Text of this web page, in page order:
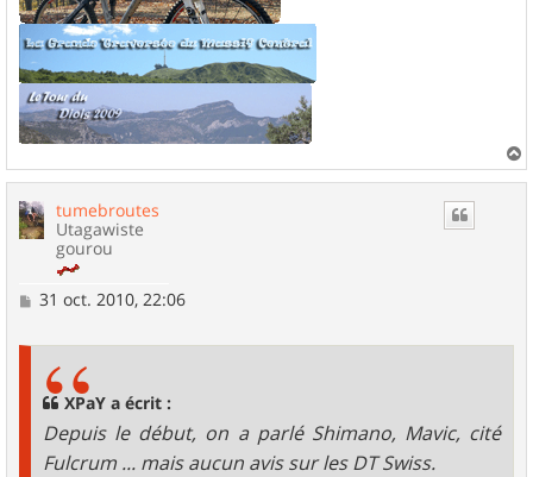
a
tumebroutes
Utagawiste
gourou
M
31 oct. 2010, 22:06
XPaY a écrit :
Depuis le début, on a parlé Shimano, Mavic, cité
Fulcrum ... mais aucun avis sur les DT Swiss.